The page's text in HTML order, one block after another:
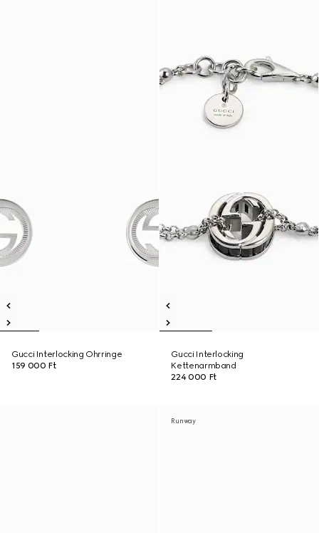
Gucci Interlocking Ohrringe
159 000 Ft
Gucci Interlocking
Kettenarmband
224 000 Ft
Runway